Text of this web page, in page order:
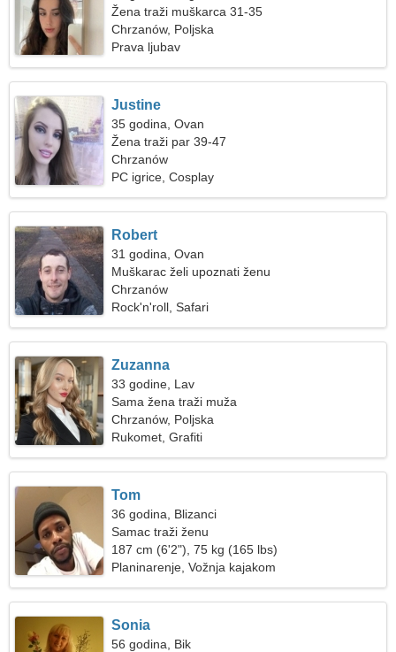
Žena traži muškarca 31-35
Chrzanów, Poljska
Prava ljubav
Justine
35 godina, Ovan
Žena traži par 39-47
Chrzanów
PC igrice, Cosplay
Robert
31 godina, Ovan
Muškarac želi upoznati ženu
Chrzanów
Rock'n'roll, Safari
Zuzanna
33 godine, Lav
Sama žena traži muža
Chrzanów, Poljska
Rukomet, Grafiti
Tom
36 godina, Blizanci
Samac traži ženu
187 cm (6'2"), 75 kg (165 lbs)
Planinarenje, Vožnja kajakom
Sonia
56 godina, Bik